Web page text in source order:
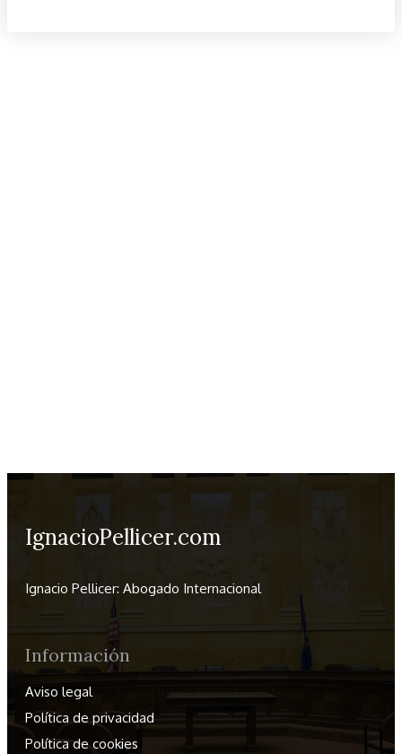
IgnacioPellicer.com
Ignacio Pellicer: Abogado Internacional
Información
Aviso legal
Política de privacidad
Política de cookies